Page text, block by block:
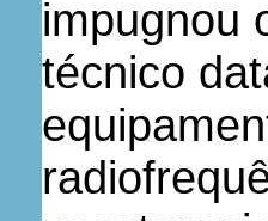
impugnou
técnico